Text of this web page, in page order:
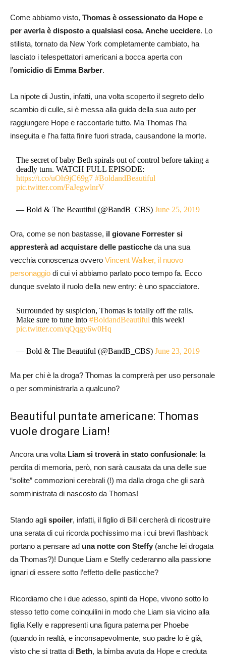
Come abbiamo visto, Thomas è ossessionato da Hope e
per averla è disposto a qualsiasi cosa. Anche uccidere. Lo
stilista, tornato da New York completamente cambiato, ha
lasciato i telespettatori americani a bocca aperta con
l’omicidio di Emma Barber.
La nipote di Justin, infatti, una volta scoperto il segreto dello
scambio di culle, si è messa alla guida della sua auto per
raggiungere Hope e raccontarle tutto. Ma Thomas l’ha
inseguita e l’ha fatta finire fuori strada, causandone la morte.
The secret of baby Beth spirals out of control before taking a
deadly turn. WATCH FULL EPISODE:
https://t.co/uOh9jC69g7 #BoldandBeautiful
pic.twitter.com/FaJegwlnrV
— Bold & The Beautiful (@BandB_CBS)June 25, 2019
Ora, come se non bastasse, il giovane Forrester si
appresterà ad acquistare delle pasticche da una sua
vecchia conoscenza ovvero Vincent Walker, il nuovo
personaggio di cui vi abbiamo parlato poco tempo fa. Ecco
dunque svelato il ruolo della new entry: è uno spacciatore.
Surrounded by suspicion, Thomas is totally off the rails.
Make sure to tune into#BoldandBeautiful this week!
pic.twitter.com/qQqgy6w0Hq
— Bold & The Beautiful (@BandB_CBS)June 23, 2019
Ma per chi è la droga? Thomas la comprerà per uso personale
o per somministrarla a qualcuno?
Beautiful puntate americane: Thomas
vuole drogare Liam!
Ancora una volta Liam si troverà in stato confusionale: la
perdita di memoria, però, non sarà causata da una delle sue
“solite” commozioni cerebrali (!) ma dalla droga che gli sarà
somministrata di nascosto da Thomas!
Stando agli spoiler, infatti, il figlio di Bill cercherà di ricostruire
una serata di cui ricorda pochissimo ma i cui brevi flashback
portano a pensare ad una notte con Steffy (anche lei drogata
da Thomas?)! Dunque Liam e Steffy cederanno alla passione
ignari di essere sotto l’effetto delle pasticche?
Ricordiamo che i due adesso, spinti da Hope, vivono sotto lo
stesso tetto come coinquilini in modo che Liam sia vicino alla
figlia Kelly e rappresenti una figura paterna per Phoebe
(quando in realtà, e inconsapevolmente, suo padre lo è già,
visto che si tratta di Beth, la bimba avuta da Hope e creduta